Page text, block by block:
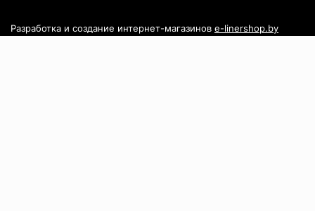
Разработка и создание интернет-магазинов e-linershop.by